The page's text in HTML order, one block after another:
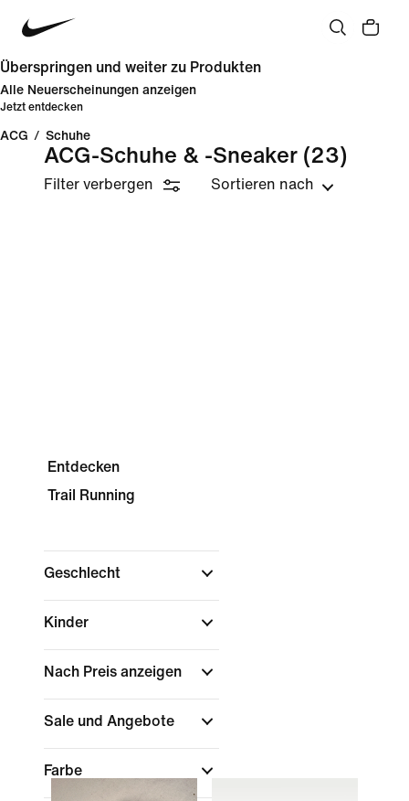
Überspringen und weiter zu Produkten
Alle Neuerscheinungen anzeigen
Jetzt entdecken
ACG / Schuhe
ACG-Schuhe & -Sneaker (23)
Filter verbergen Sortieren nach
Entdecken
Trail Running
Geschlecht
Kinder
Nach Preis anzeigen
Sale und Angebote
Farbe